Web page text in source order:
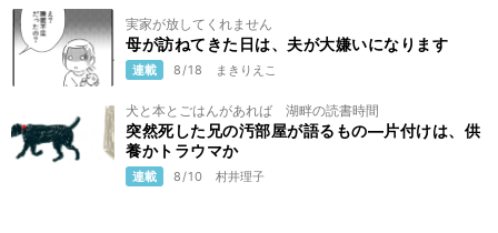
実家が放してくれません
母が訪ねてきた日は、夫が大嫌いになります
連載 8/18 まきりえこ
犬と本とごはんがあれば 湖畔の読書時間
突然死した兄の汚部屋が語るもの—片付けは、供
養かトラウマか
連載 8/10 村井理子